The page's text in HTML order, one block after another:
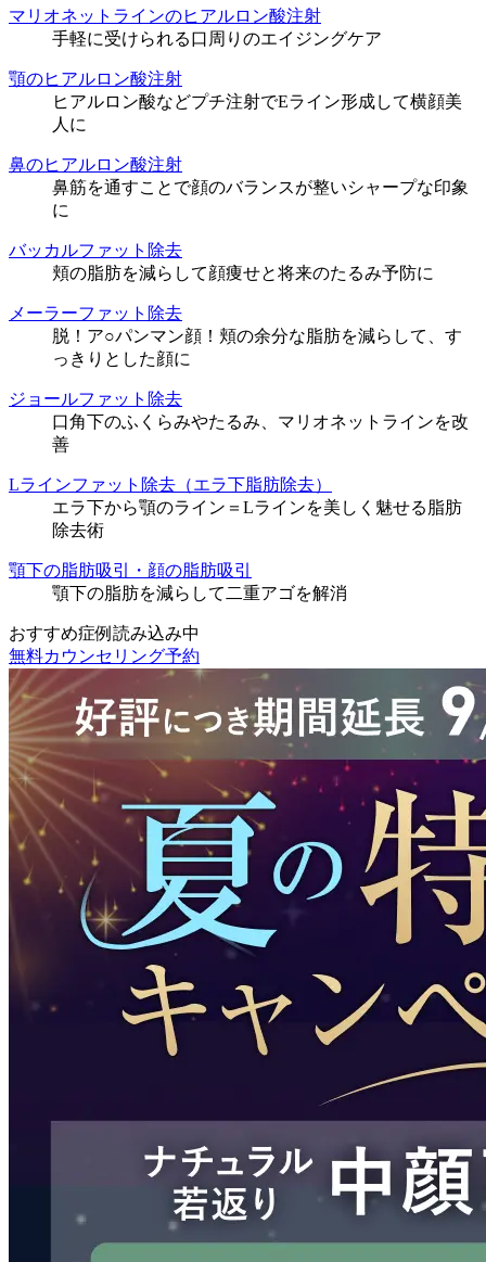
マリオネットラインのヒアルロン酸注射
手軽に受けられる口周りのエイジングケア
顎のヒアルロン酸注射
ヒアルロン酸などプチ注射でEライン形成して横顔美
人に
鼻のヒアルロン酸注射
鼻筋を通すことで顔のバランスが整いシャープな印象
に
バッカルファット除去
頬の脂肪を減らして顔痩せと将来のたるみ予防に
メーラーファット除去
脱！ア○パンマン顔！頬の余分な脂肪を減らして、す
っきりとした顔に
ジョールファット除去
口角下のふくらみやたるみ、マリオネットラインを改
善
Lラインファット除去（エラ下脂肪除去）
エラ下から顎のライン＝Lラインを美しく魅せる脂肪
除去術
顎下の脂肪吸引・顔の脂肪吸引
顎下の脂肪を減らして二重アゴを解消
おすすめ症例読み込み中
無料カウンセリング予約